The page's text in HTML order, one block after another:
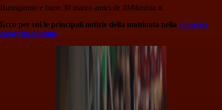
Buongiorno e buon 30 marzo amici de IlMilanista.it.
Ecco per voi le principali notizie della mattinata nella consueta
rassegna stampa.